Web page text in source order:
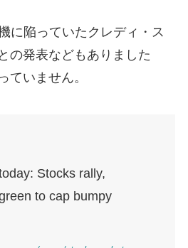
に陥っていたクレディ・ス
の発表などもありました
ていません。
Stocks rally,
to cap bumpy